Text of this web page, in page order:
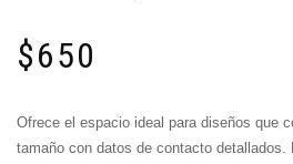
$650
Ofrece el espacio ideal para diseños que
tamaño con datos de contacto detallados.